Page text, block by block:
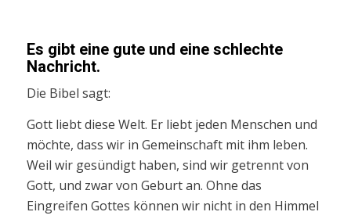
Es gibt eine gute und eine schlechte
Nachricht.
Die Bibel sagt:
Gott liebt diese Welt. Er liebt jeden Menschen und
möchte, dass wir in Gemeinschaft mit ihm leben.
Weil wir gesündigt haben, sind wir getrennt von
Gott, und zwar von Geburt an. Ohne das
Eingreifen Gottes können wir nicht in den Himmel